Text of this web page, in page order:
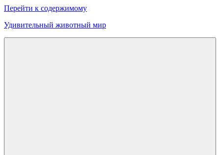
Перейти к содержимому
Удивительный животный мир